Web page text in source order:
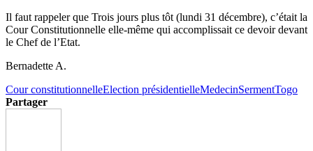
Il faut rappeler que Trois jours plus tôt (lundi 31 décembre), c’était la
Cour Constitutionnelle elle-même qui accomplissait ce devoir devant
le Chef de l’Etat.
Bernadette A.
Cour constitutionnelleElection présidentielleMedecinSermentTogo
Partager